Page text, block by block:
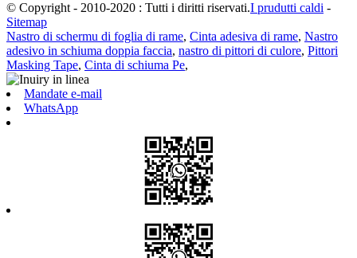
© Copyright - 2010-2020 : Tutti i diritti riservati.I prudutti caldi -
Sitemap
Nastro di schermu di foglia di rame, Cinta adesiva di rame, Nastro
adesivo in schiuma doppia faccia, nastro di pittori di culore, Pittori
Masking Tape, Cinta di schiuma Pe,
Mandate e-mail
WhatsApp